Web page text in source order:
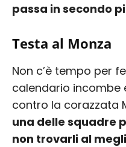
passa in secondo
Testa al Monza
Non c’è tempo per
calendario incombe
contro la corazzata
una delle squadre
non trovarli al